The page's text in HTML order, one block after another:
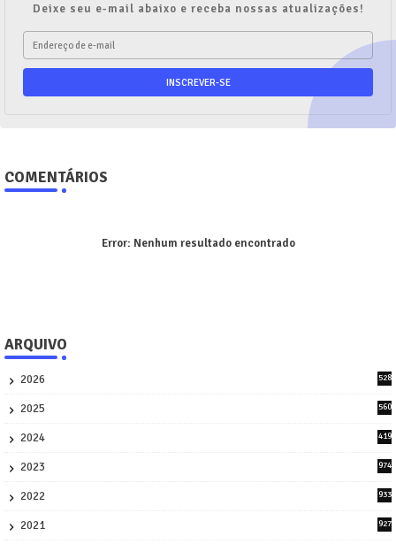
Deixe seu e-mail abaixo e receba nossas atualizações!
COMENTÁRIOS
Error: Nenhum resultado encontrado
ARQUIVO
2026
528
2025
560
2024
419
2023
974
2022
933
2021
927